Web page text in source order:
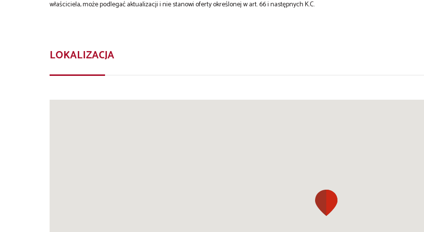
właściciela, może podlegać aktualizacji i nie stanowi oferty określonej w art. 66 i następnych K.C.
LOKALIZACJA